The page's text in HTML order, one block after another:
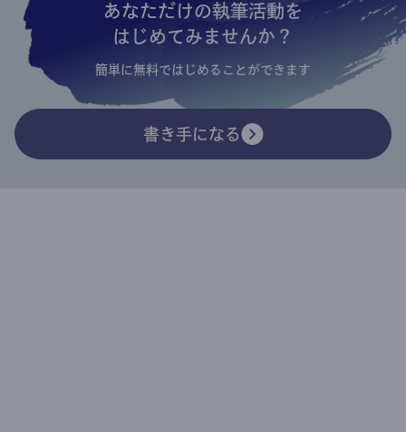
あなただけの執筆活動を
はじめてみませんか？
簡単に無料ではじめることができます
書き手になる